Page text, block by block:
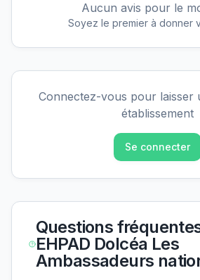
Aucun avis pour le
Soyez le premier à donner
Connectez-vous pour laisser
établissement
Se connecter
Questions
EHPAD Dolcéa Les
Ambassadeurs